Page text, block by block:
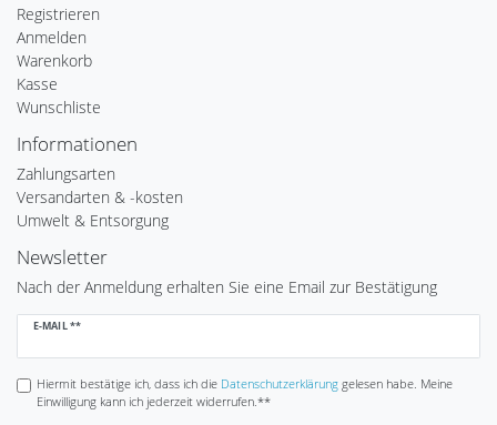
Registrieren
Anmelden
Warenkorb
Kasse
Wunschliste
Informationen
Zahlungsarten
Versandarten & -kosten
Umwelt & Entsorgung
Newsletter
Nach der Anmeldung erhalten Sie eine Email zur Bestätigung
E-MAIL **
Newsletter
Hiermit bestätige ich, dass ich die Daten­schutz­erklärunggelesen habe. Meine
Einwilligung kann ich jederzeit widerrufen.**